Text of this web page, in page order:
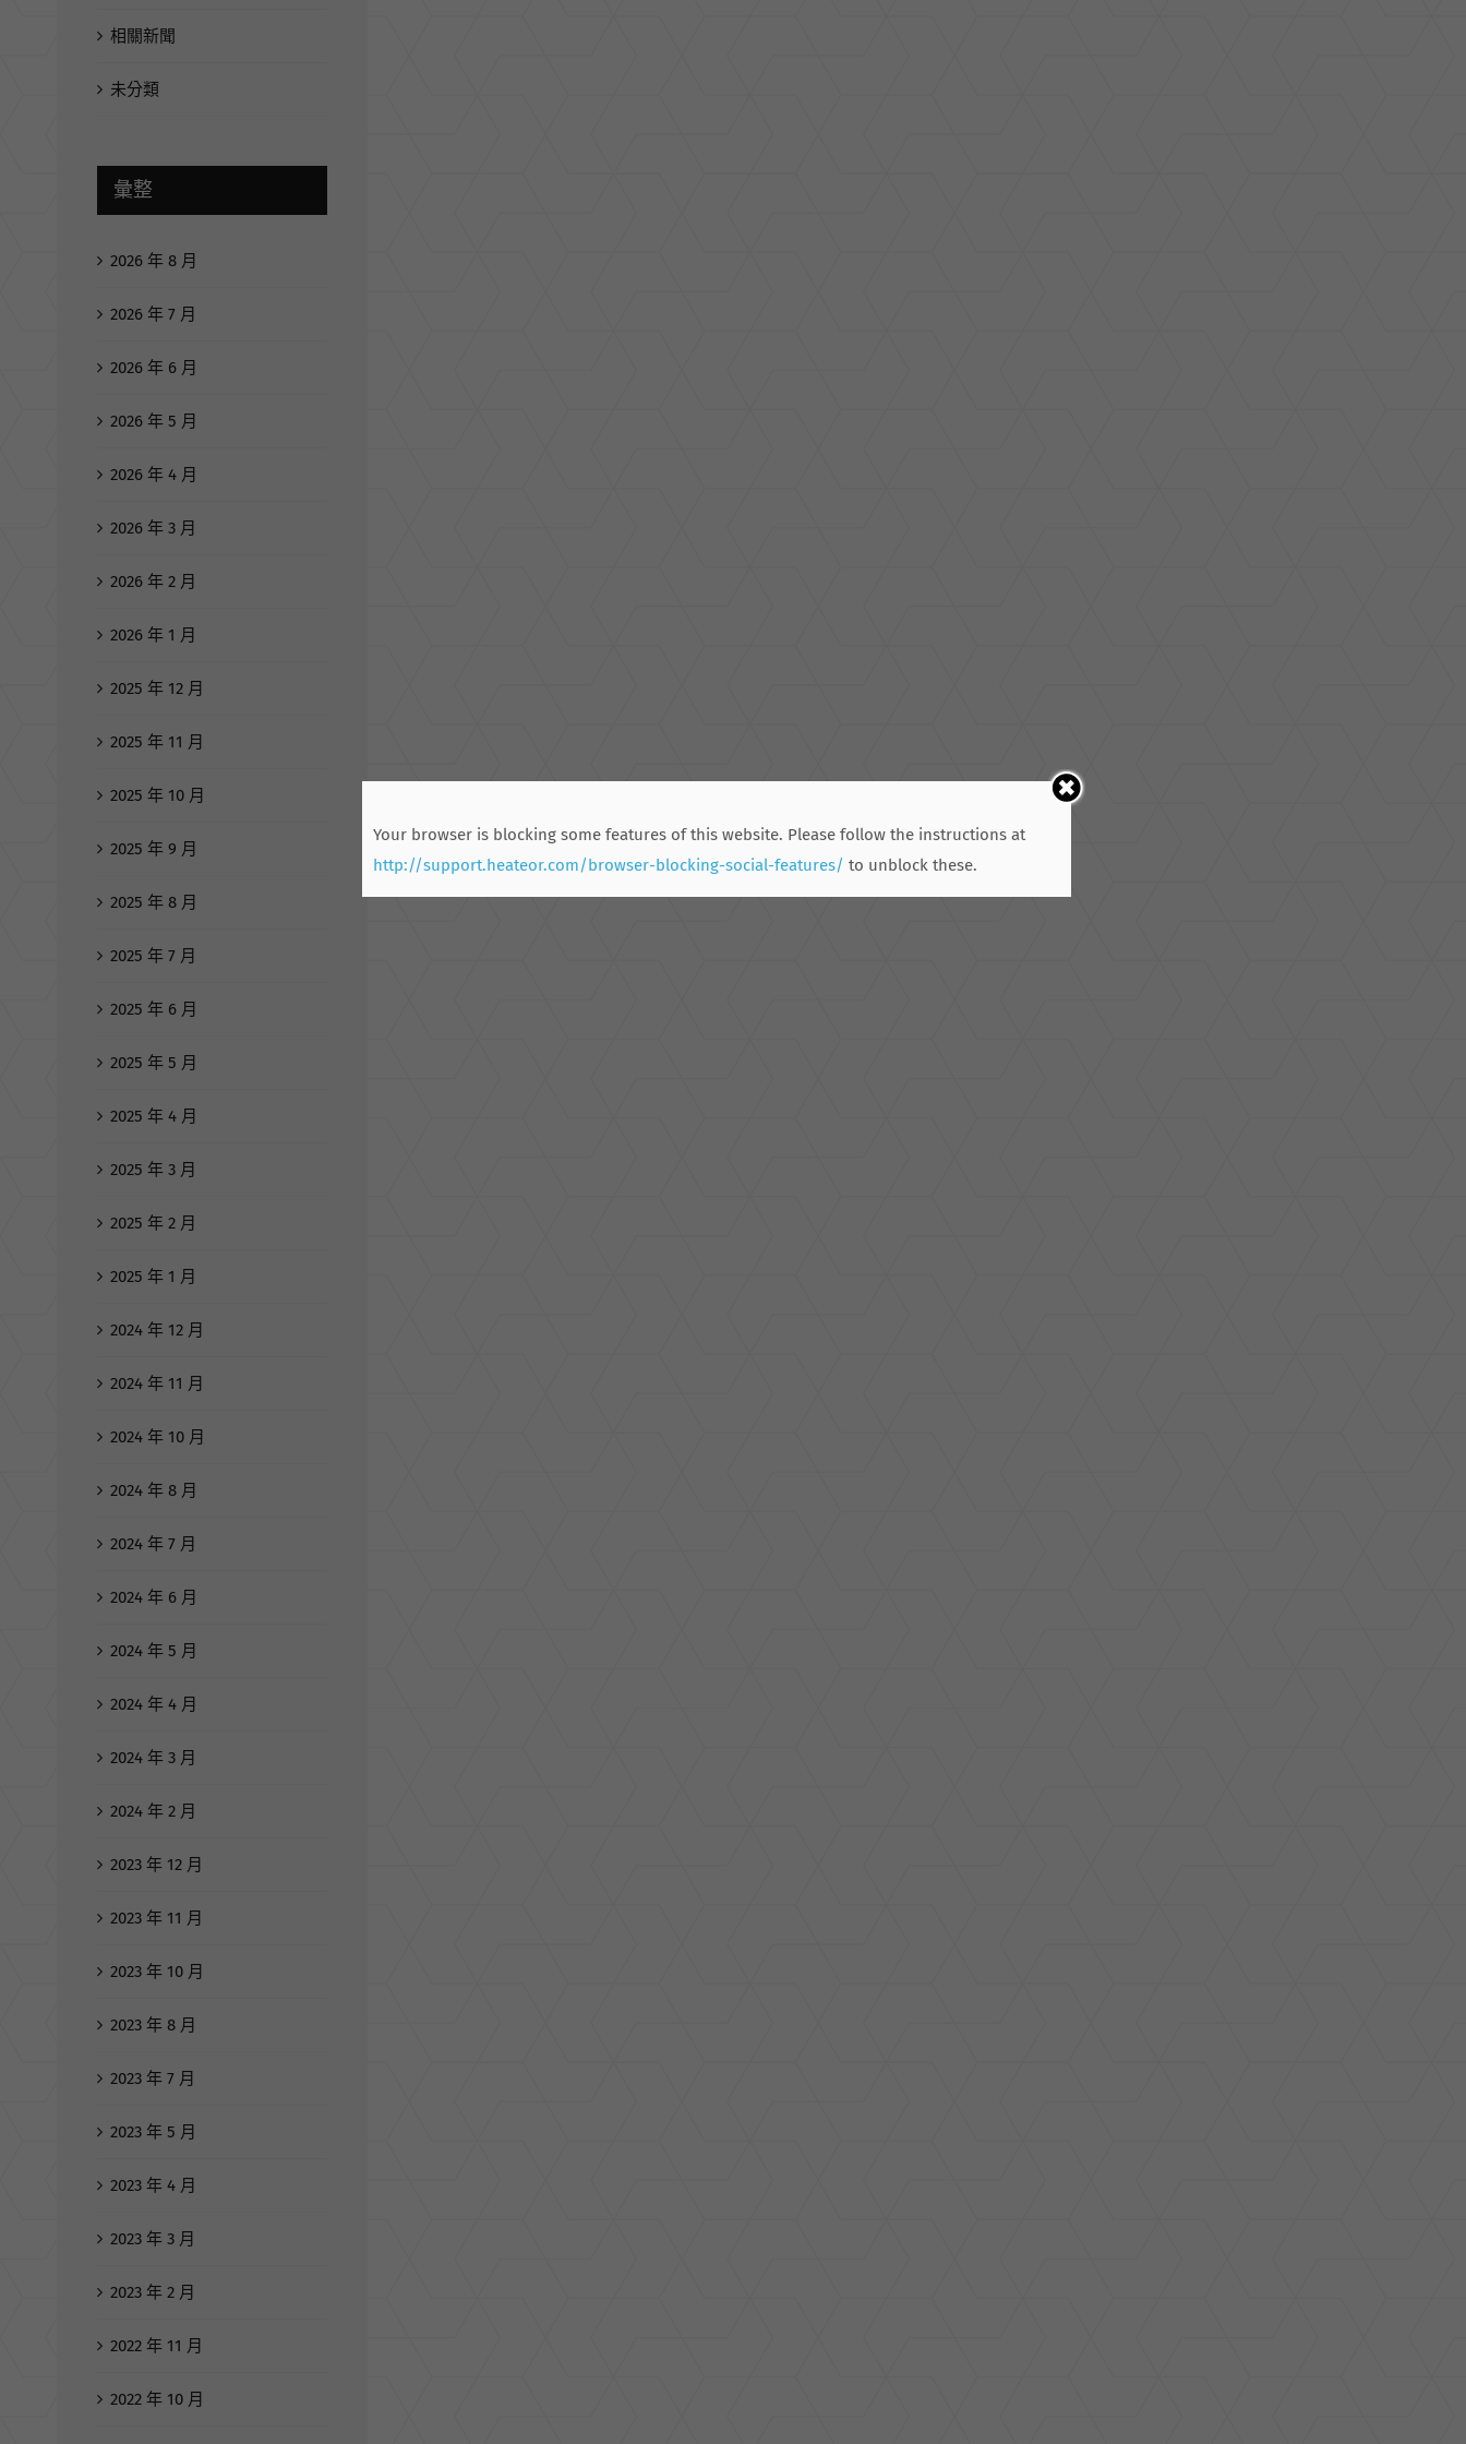
相關新聞
未分類
彙整
2026 年 8 月
2026 年 7 月
2026 年 6 月
2026 年 5 月
2026 年 4 月
2026 年 3 月
2026 年 2 月
2026 年 1 月
2025 年 12 月
2025 年 11 月
2025 年 10 月
2025 年 9 月
2025 年 8 月
2025 年 7 月
2025 年 6 月
2025 年 5 月
2025 年 4 月
2025 年 3 月
2025 年 2 月
2025 年 1 月
2024 年 12 月
2024 年 11 月
2024 年 10 月
2024 年 8 月
2024 年 7 月
2024 年 6 月
2024 年 5 月
2024 年 4 月
2024 年 3 月
2024 年 2 月
2023 年 12 月
2023 年 11 月
2023 年 10 月
2023 年 8 月
2023 年 7 月
2023 年 5 月
2023 年 4 月
2023 年 3 月
2023 年 2 月
2022 年 11 月
2022 年 10 月
Your browser is blocking some features of this website. Please follow the instructions at
http://support.heateor.com/browser-blocking-social-features/ to unblock these.